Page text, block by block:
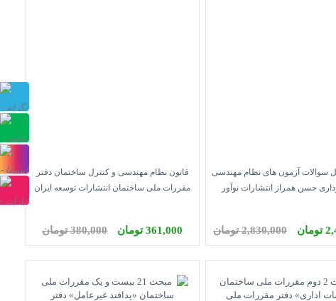
سوالات آزمون های نظام مهندسی
حسن همراز انتشارات نوآور
2,830,000 تومان
قانون نظام مهندسی و کنترل ساختمان دفتر
مقررات ملی ساختمان انتشارات توسعه ایران
361,000 تومان 380,000 تومان
پشتیبانی
تلگرام
پشتیبانی
واتس
صفحه
اینستاگرام
صفحه